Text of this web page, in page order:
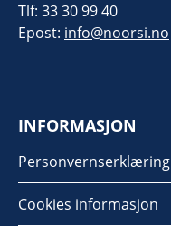
Tlf: 33 30 99 40
Epost: info@noorsi.no
INFORMASJON
Personvernserklæring
Cookies informasjon